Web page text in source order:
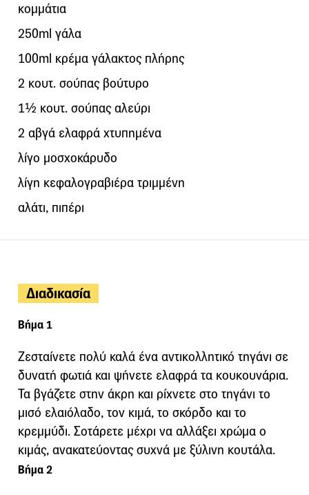
κομμάτια
250ml γάλα
100ml κρέμα γάλακτος πλήρης
2 κουτ. σούπας βούτυρο
1½ κουτ. σούπας αλεύρι
2 αβγά ελαφρά χτυπημένα
λίγο μοσχοκάρυδο
λίγη κεφαλογραβιέρα τριμμένη
αλάτι, πιπέρι
Διαδικασία
Βήμα 1
Ζεσταίνετε πολύ καλά ένα αντικολλητικό τηγάνι σε
δυνατή φωτιά και ψήνετε ελαφρά τα κουκουνάρια.
Τα βγάζετε στην άκρη και ρίχνετε στο τηγάνι το
μισό ελαιόλαδο, τον κιμά, το σκόρδο και το
κρεμμύδι. Σοτάρετε μέχρι να αλλάξει χρώμα ο
κιμάς, ανακατεύοντας συχνά με ξύλινη κουτάλα.
Βήμα 2